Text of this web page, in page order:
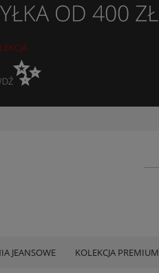
OD 400 ZŁ
✨
JEANSOWE KOLEKCJA PREMIUM